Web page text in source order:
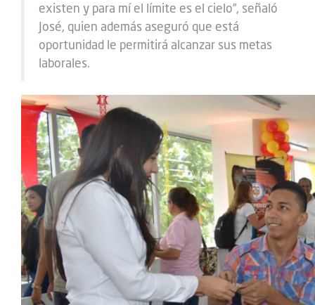
existen y para mí el límite es el cielo”, señaló
José, quien además aseguró que está
oportunidad le permitirá alcanzar sus metas
laborales.